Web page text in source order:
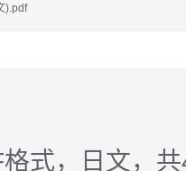
).pdf
式，日文，